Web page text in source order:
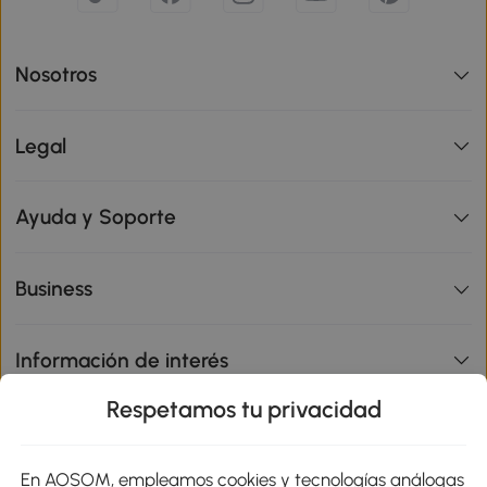
Nosotros
Legal
Ayuda y Soporte
Business
Información de interés
Respetamos tu privacidad
En AOSOM, empleamos cookies y tecnologías análogas